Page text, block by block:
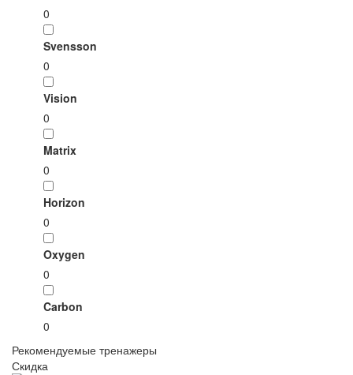
0
Svensson
0
Vision
0
Matrix
0
Horizon
0
Oxygen
0
Carbon
0
Рекомендуемые тренажеры
Скидка